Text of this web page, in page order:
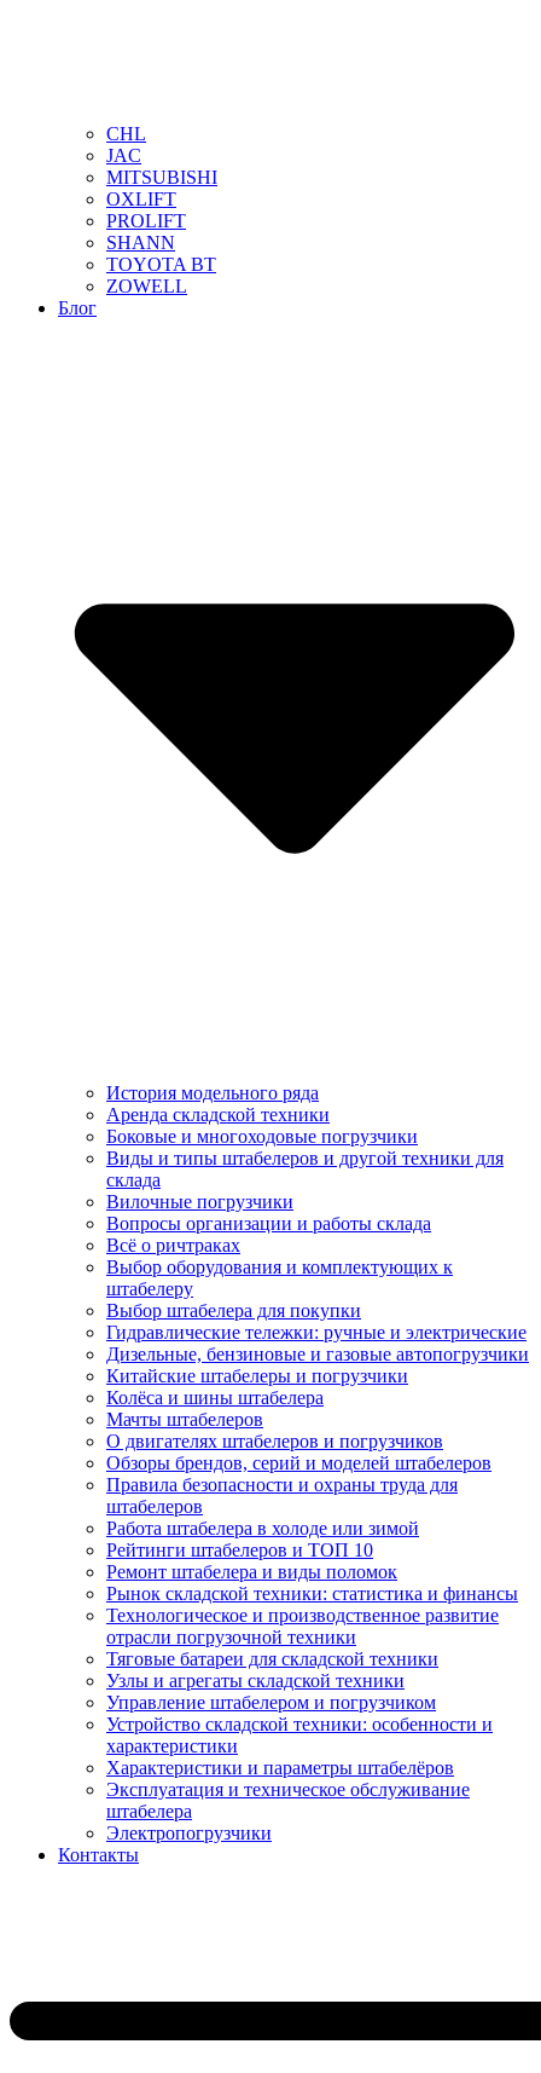
CHL
JAC
MITSUBISHI
OXLIFT
PROLIFT
SHANN
TOYOTA BT
ZOWELL
Блог
История модельного ряда
Аренда складской техники
Боковые и многоходовые погрузчики
Виды и типы штабелеров и другой техники для
склада
Вилочные погрузчики
Вопросы организации и работы склада
Всё о ричтраках
Выбор оборудования и комплектующих к
штабелеру
Выбор штабелера для покупки
Гидравлические тележки: ручные и электрические
Дизельные, бензиновые и газовые автопогрузчики
Китайские штабелеры и погрузчики
Колёса и шины штабелера
Мачты штабелеров
О двигателях штабелеров и погрузчиков
Обзоры брендов, серий и моделей штабелеров
Правила безопасности и охраны труда для
штабелеров
Работа штабелера в холоде или зимой
Рейтинги штабелеров и ТОП 10
Ремонт штабелера и виды поломок
Рынок складской техники: статистика и финансы
Технологическое и производственное развитие
отрасли погрузочной техники
Тяговые батареи для складской техники
Узлы и агрегаты складской техники
Управление штабелером и погрузчиком
Устройство складской техники: особенности и
характеристики
Характеристики и параметры штабелёров
Эксплуатация и техническое обслуживание
штабелера
Электропогрузчики
Контакты